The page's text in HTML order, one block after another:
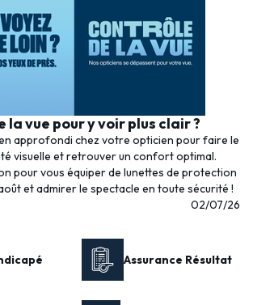
la vue pour y voir plus clair ?
approfondi chez votre opticien pour faire le
visuelle et retrouver un confort optimal.
pour vous équiper de lunettes de protection
et admirer le spectacle en toute sécurité !
02/07/26
Assurance Résultat